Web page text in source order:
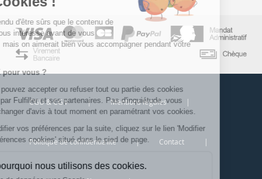
On a attendu d'être sûrs que le contenu de
ce site vous intéresse avant de vous
déranger, mais on aimerait bien vous accompagner pendant votre
visite...
C'est OK pour vous ?
Ici, vous pouvez accepter ou refuser tout ou partie des cookies
déposés par Fulfiller et ses partenaires. Pas d'inquiétude, vous
pourrez changer d'avis à tout moment en paramétrant vos cookies.
Pour modifier vos préférences par la suite, cliquez sur le lien 'Modifier
mes préférences cookies' situé dans le pied de page.
Voici pourquoi nous utilisons des cookies.
CGU & CGV | Mentions légales
Politique de confidentialité | Contact